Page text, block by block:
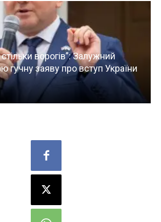
ворогів”: Залужний
гучну заяву про вступ України